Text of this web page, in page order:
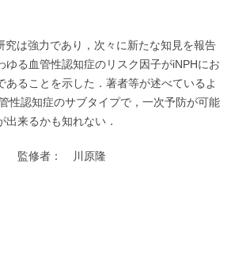
究は強力であり，次々に新たな知見を報告
ゆる血管性認知症のリスク因子がiNPHにお
あることを示した．著者等が述べているよ
性認知症のサブタイプで，一次予防が可能
来るかも知れない．
監修者： 川原隆